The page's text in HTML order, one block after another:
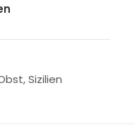
,Sizilien